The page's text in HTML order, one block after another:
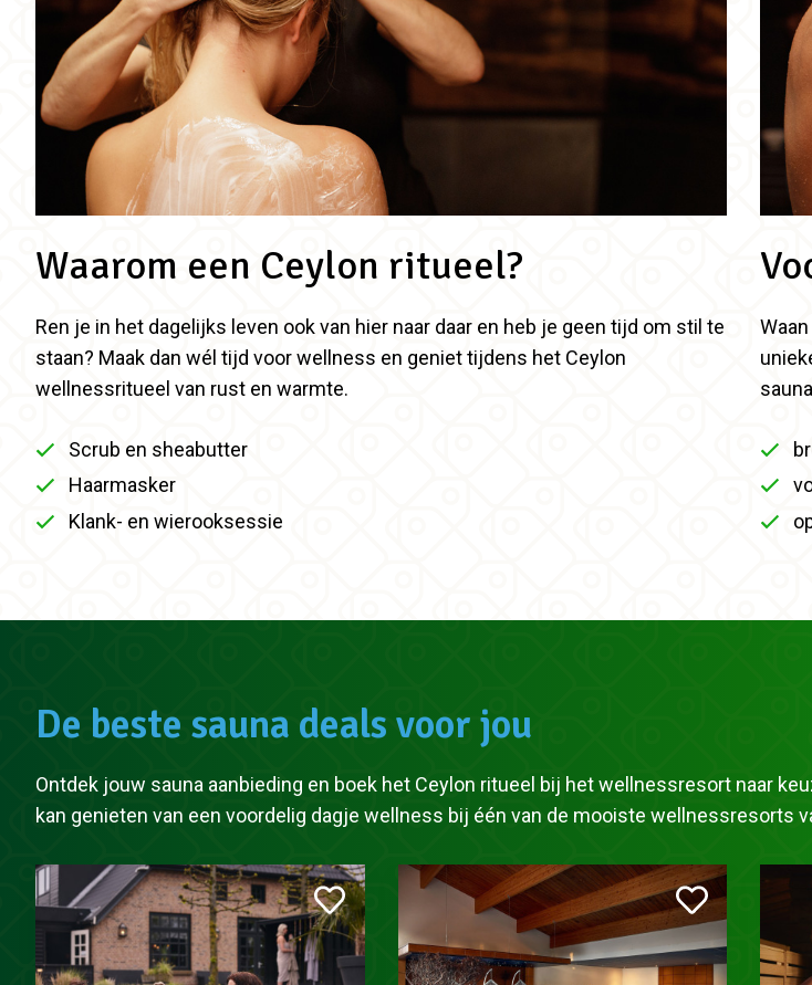
Waarom een Ceylon ritueel?
Ren je in het dagelijks leven ook van hier naar daar en heb je geen tijd om stil te
staan? Maak dan wél tijd voor wellness en geniet tijdens het Ceylon
wellnessritueel van rust en warmte.
Scrub en sheabutter
Haarmasker
Klank- en wierooksessie
De beste sauna deals voor jou
Ontdek jouw sauna aanbieding en boek het Ceylon ritueel bij het wellnessresort naar
kan genieten van een voordelig dagje wellness bij één van de mooiste wellnessresorts